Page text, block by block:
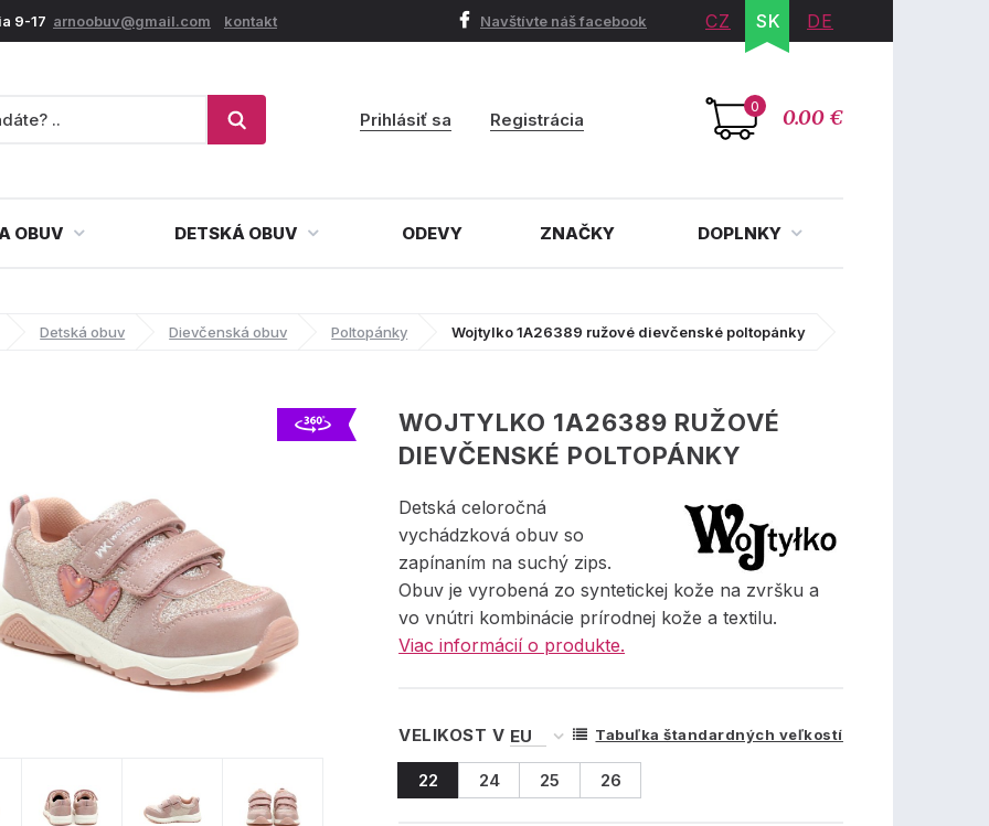
9-17 arnoobuv@gmail.com kontakt Navštívte náš facebook CZ SK DE
0 0.00 €
Prihlásiť sa Registrácia
OBUV DETSKÁ OBUV ODEVY ZNAČKY DOPLNKY
Detská obuv Dievčenská obuv Poltopánky Wojtylko 1A26389 ružové dievčenské poltopánky
WOJTYLKO 1A26389 RUŽOVÉ
DIEVČENSKÉ POLTOPÁNKY
Detská celoročná
vychádzková obuv so
zapínaním na suchý zips.
Obuv je vyrobená zo syntetickej kože na zvršku a
vo vnútri kombinácie prírodnej kože a textilu.
Viac informácií o produkte.
VELIKOST V Tabuľka štandardných veľkostí
22 24 25 26